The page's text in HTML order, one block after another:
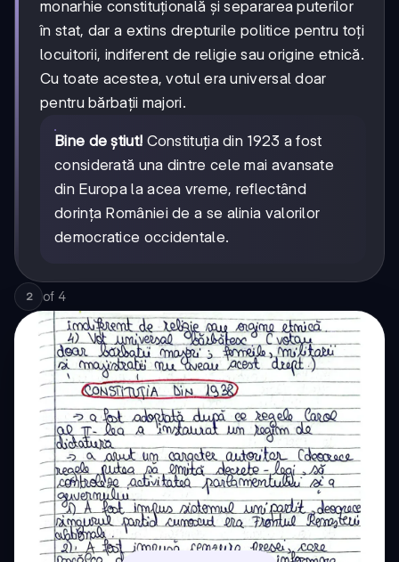
monarhie constituțională și separarea puterilor
în stat, dar a extins drepturile politice pentru toți
locuitorii, indiferent de religie sau origine etnică.
Cu toate acestea, votul era universal doar
pentru bărbații majori.
Bine de știut! Constituția din 1923 a fost
considerată una dintre cele mai avansate
din Europa la acea vreme, reflectând
dorința României de a se alinia valorilor
democratice occidentale.
2 of 4